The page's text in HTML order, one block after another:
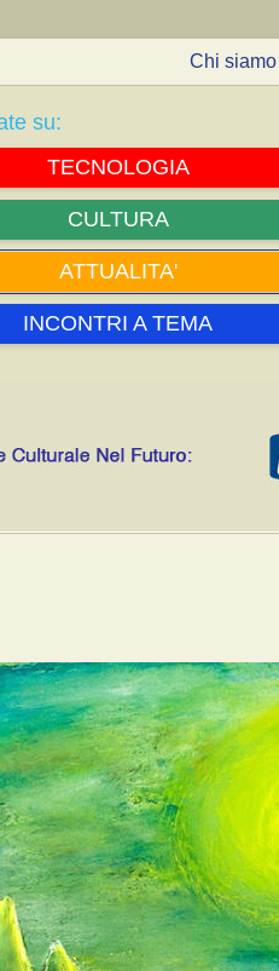
Chi siamo
su:
TECNOLOGIA
CULTURA
ATTUALITA'
INCONTRI A TEMA